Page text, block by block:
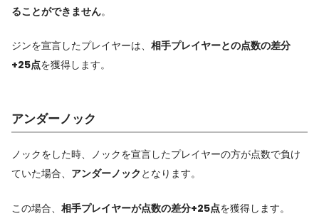
ることができません。
ジンを宣言したプレイヤーは、 相手プレイヤーとの点数の差分
+25点を獲得します。
アンダーノック
ノックをした時、ノックを宣言したプレイヤーの方が点数で負け
ていた場合、 アンダーノック となります。
この場合、 相手プレイヤーが点数の差分+25点を獲得します。